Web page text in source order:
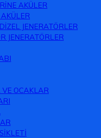
AKÜLER
AKÜLER
JENERATÖRLER
JENERATÖRLER
VE OCAKLAR